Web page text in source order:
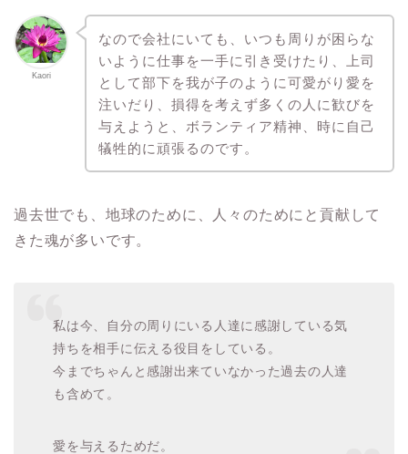
Kaori
なので会社にいても、いつも周りが困らな
いように仕事を一手に引き受けたり、上司
として部下を我が子のように可愛がり愛を
注いだり、損得を考えず多くの人に歓びを
与えようと、ボランティア精神、時に自己
犠牲的に頑張るのです。
過去世でも、地球のために、人々のためにと貢献して
きた魂が多いです。
私は今、自分の周りにいる人達に感謝している気
持ちを相手に伝える役目をしている。
今までちゃんと感謝出来ていなかった過去の人達
も含めて。
愛を与えるためだ。